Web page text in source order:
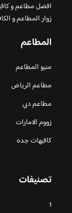
افضل مطاعم و
زوار المطاعم و
المطاعم
منيو المطاعم
مطاعم الرياض
مطاعم دبي
زووم الامارات
كافيهات جده
تصنيفات
1